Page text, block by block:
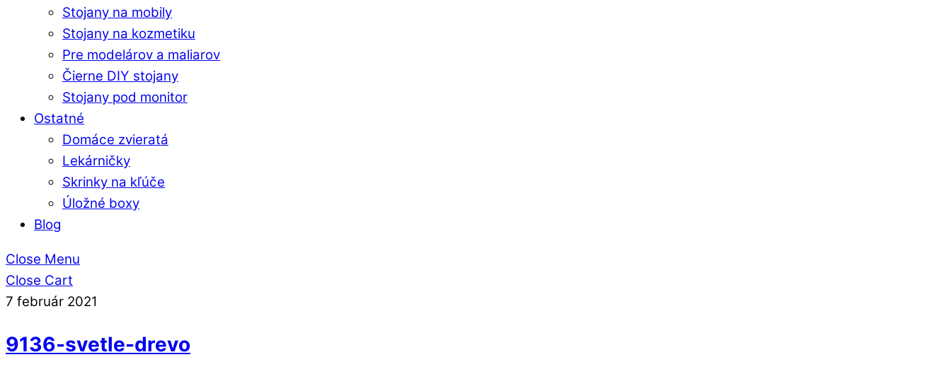
Stojany na mobily
Stojany na kozmetiku
Pre modelárov a maliarov
Čierne DIY stojany
Stojany pod monitor
Ostatné
Domáce zvieratá
Lekárničky
Skrinky na kľúče
Úložné boxy
Blog
Close Menu
Close Cart
7 február 2021
9136-svetle-drevo